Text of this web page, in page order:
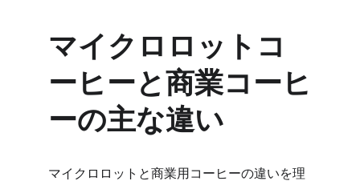
マイクロロットコ
ーヒーと商業コーヒ
ーの主な違い
マイクロロットと商業用コーヒーの違いを理